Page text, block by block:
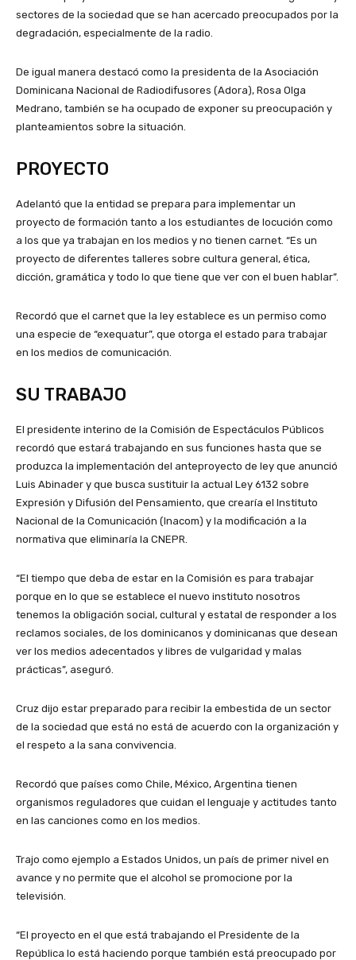
sectores de la sociedad que se han acercado preocupados por la
degradación, especialmente de la radio.
De igual manera destacó como la presidenta de la Asociación
Dominicana Nacional de Radiodifusores (Adora), Rosa Olga
Medrano, también se ha ocupado de exponer su preocupación y
planteamientos sobre la situación.
PROYECTO
Adelantó que la entidad se prepara para implementar un
proyecto de formación tanto a los estudiantes de locución como
a los que ya trabajan en los medios y no tienen carnet. “Es un
proyecto de diferentes talleres sobre cultura general, ética,
dicción, gramática y todo lo que tiene que ver con el buen hablar”.
Recordó que el carnet que la ley establece es un permiso como
una especie de “exequatur”, que otorga el estado para trabajar
en los medios de comunicación.
SU TRABAJO
El presidente interino de la Comisión de Espectáculos Públicos
recordó que estará trabajando en sus funciones hasta que se
produzca la implementación del anteproyecto de ley que anunció
Luis Abinader y que busca sustituir la actual Ley 6132 sobre
Expresión y Difusión del Pensamiento, que crearía el Instituto
Nacional de la Comunicación (Inacom) y la modificación a la
normativa que eliminaría la CNEPR.
“El tiempo que deba de estar en la Comisión es para trabajar
porque en lo que se establece el nuevo instituto nosotros
tenemos la obligación social, cultural y estatal de responder a los
reclamos sociales, de los dominicanos y dominicanas que desean
ver los medios adecentados y libres de vulgaridad y malas
prácticas”, aseguró.
Cruz dijo estar preparado para recibir la embestida de un sector
de la sociedad que está no está de acuerdo con la organización y
el respeto a la sana convivencia.
Recordó que países como Chile, México, Argentina tienen
organismos reguladores que cuidan el lenguaje y actitudes tanto
en las canciones como en los medios.
Trajo como ejemplo a Estados Unidos, un país de primer nivel en
avance y no permite que el alcohol se promocione por la
televisión.
“El proyecto en el que está trabajando el Presidente de la
República lo está haciendo porque también está preocupado por